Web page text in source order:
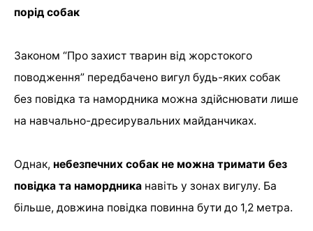
порід собак
Законом “Про захист тварин від жорстокого
поводження” передбачено вигул будь-яких собак
без повідка та намордника можна здійснювати лише
на навчально-дресирувальних майданчиках.
Однак, небезпечних собак не можна тримати без
повідка та намордника навіть у зонах вигулу. Ба
більше, довжина повідка повинна бути до 1,2 метра.